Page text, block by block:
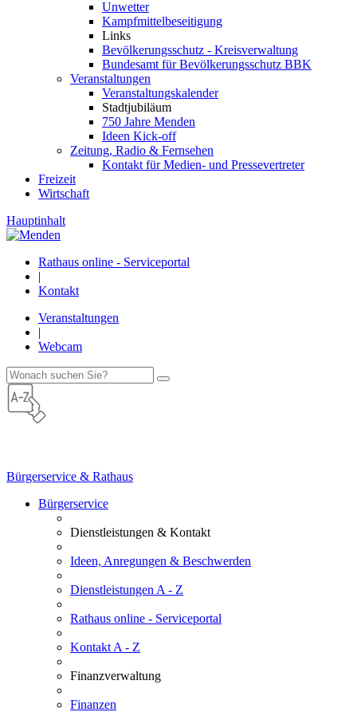
Unwetter
Kampfmittelbeseitigung
Links
Bevölkerungsschutz - Kreisverwaltung
Bundesamt für Bevölkerungsschutz BBK
Veranstaltungen
Veranstaltungskalender
Stadtjubiläum
750 Jahre Menden
Ideen Kick-off
Zeitung, Radio & Fernsehen
Kontakt für Medien- und Pressevertreter
Freizeit
Wirtschaft
Hauptinhalt
Rathaus online - Serviceportal
|
Kontakt
Veranstaltungen
|
Webcam
Bürgerservice & Rathaus
Bürgerservice
Dienstleistungen & Kontakt
Ideen, Anregungen & Beschwerden
Dienstleistungen A - Z
Rathaus online - Serviceportal
Kontakt A - Z
Finanzverwaltung
Finanzen